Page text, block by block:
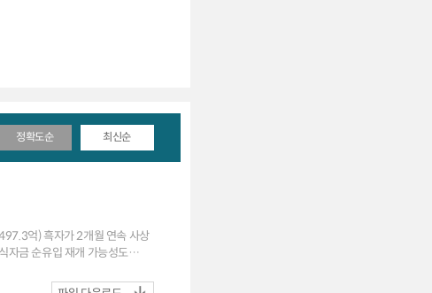
정확도순 최신순
억) 흑자가 2개월 연속 사상